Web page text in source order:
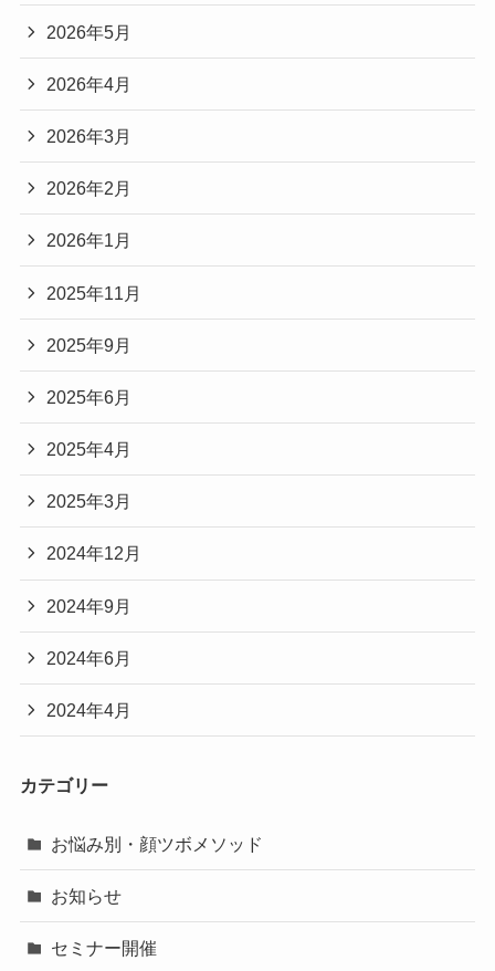
2026年5月
2026年4月
2026年3月
2026年2月
2026年1月
2025年11月
2025年9月
2025年6月
2025年4月
2025年3月
2024年12月
2024年9月
2024年6月
2024年4月
カテゴリー
お悩み別・顔ツボメソッド
お知らせ
セミナー開催